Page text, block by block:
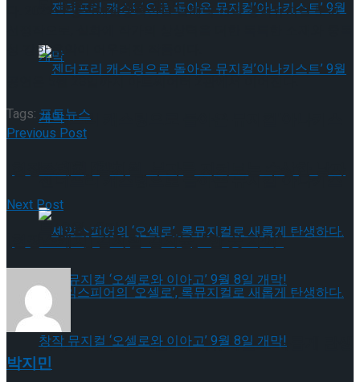
젠더프리 캐스팅으로 돌아온 뮤지컬’아나키스
셰익스피어의 ‘오셀로’, 록뮤지컬로 새롭게 탄생
타크로스드’ 9월 재연
젠더프리 캐스팅으로 돌아온 뮤지컬’아나키스
트’ 9월 개막
다. 2022년 공연예술창작산실 올해의 신작 창작뮤지컬 분야
성 강한 음악이 어우러진 작품이다.
공연은 5월 28일까지 아트씨어터 2관에서 이어진다.
Tags: 포토뉴스
Previous Post
Next Post
[현장스케치] 김지철-김지웅, “한 끗 차이”
박지민